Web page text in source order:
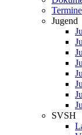
Termine
Jugend
SVSH